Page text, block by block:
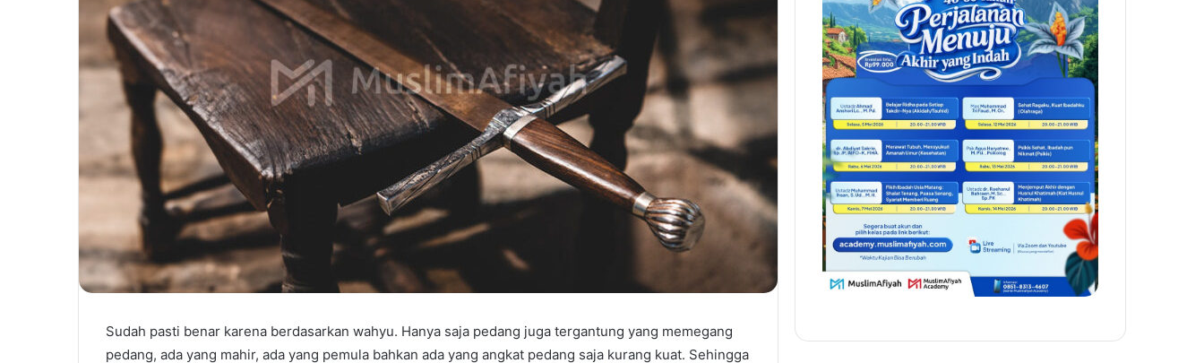
Sudah pasti benar karena berdasarkan wahyu. Hanya saja pedang juga tergantung yang memegang
pedang, ada yang mahir, ada yang pemula bahkan ada yang angkat pedang saja kurang kuat. Sehingga